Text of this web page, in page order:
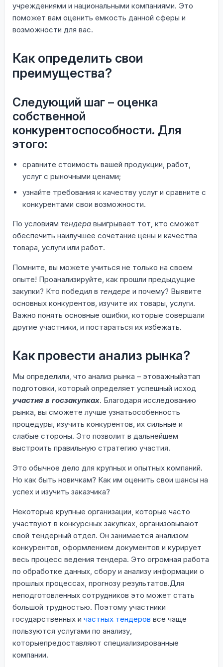
учреждениями и национальными компаниями. Это
поможет вам оценить емкость данной сферы и
возможности для вас.
Как определить свои
преимущества?
Следующий шаг – оценка
собственной
конкурентоспособности. Для
этого:
сравните стоимость вашей продукции, работ,
услуг с рыночными ценами;
узнайте требования к качеству услуг и сравните с
конкурентами свои возможности.
По условиям тендера выигрывает тот, кто сможет
обеспечить наилучшее сочетание цены и качества
товара, услуги или работ.
Помните, вы можете учиться не только на своем
опыте! Проанализируйте, как прошли предыдущие
закупки? Кто победил в тендере и почему? Выявите
основных конкурентов, изучите их товары, услуги.
Важно понять основные ошибки, которые совершали
другие участники, и постараться их избежать.
Как провести анализ рынка?
Мы определили, что анализ рынка – этоважныйэтап
подготовки, который определяет успешный исход
участия в госзакупках. Благодаря исследованию
рынка, вы сможете лучше узнатьособенность
процедуры, изучить конкурентов, их сильные и
слабые стороны. Это позволит в дальнейшем
выстроить правильную стратегию участия.
Это обычное дело для крупных и опытных компаний.
Но как быть новичкам? Как им оценить свои шансы на
успех и изучить заказчика?
Некоторые крупные организации, которые часто
участвуют в конкурсных закупках, организовывают
свой тендерный отдел. Он занимается анализом
конкурентов, оформлением документов и курирует
весь процесс ведения тендера. Это огромная работа
по обработке данных, сбору и анализу информации о
прошлых процессах, прогнозу результатов.Для
неподготовленных сотрудников это может стать
большой трудностью. Поэтому участники
государственных и частных тендеров все чаще
пользуются услугами по анализу,
которыепредоставляют специализированные
компании.